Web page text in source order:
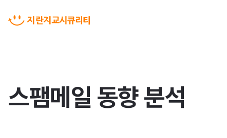
스팸메일 동향 분석